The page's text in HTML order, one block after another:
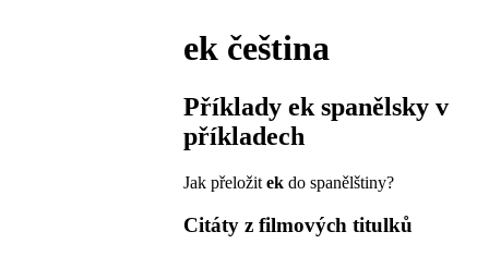
ek čeština
Příklady ek spanělsky v
příkladech
Jak přeložit ek do spanělštiny?
Citáty z filmových titulků